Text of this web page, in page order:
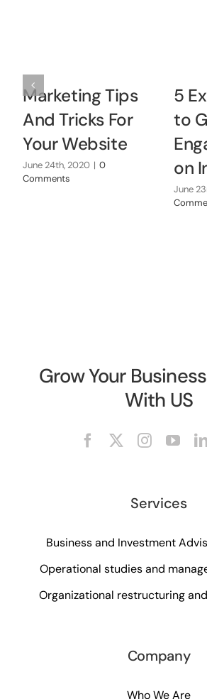
Marketing Tips
And Tricks For
Your Website
June 24th, 2020 | 0
Comments
5
to
on
June
Grow Your
With US
Services
Business and Investment
Operational studies and
Organizational restructuring
Company
Who We Are